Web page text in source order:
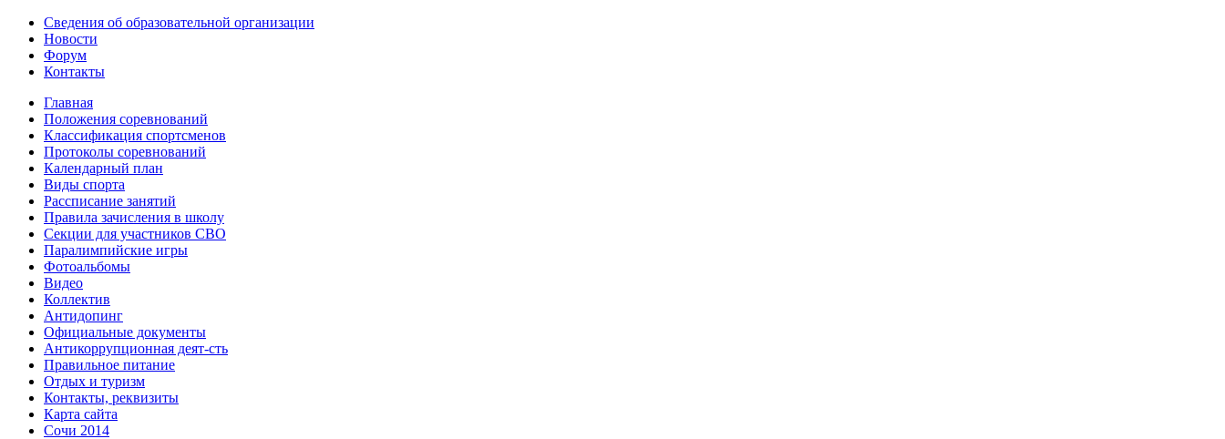
Сведения об образовательной организации
Новости
Форум
Контакты
Главная
Положения соревнований
Классификация спортсменов
Протоколы соревнований
Календарный план
Виды спорта
Рассписание занятий
Правила зачисления в школу
Секции для участников СВО
Паралимпийские игры
Фотоальбомы
Видео
Коллектив
Антидопинг
Официальные документы
Антикоррупционная деят-сть
Правильное питание
Отдых и туризм
Контакты, реквизиты
Карта сайта
Сочи 2014